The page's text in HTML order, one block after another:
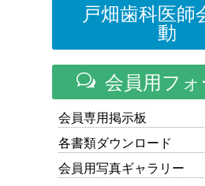
戸畑歯科医師
動
w 会員用フォ
会員専用掲示板
各書類ダウンロード
会員用写真ギャラリー